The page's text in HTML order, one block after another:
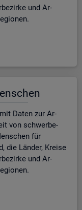
und Ar­
mit Daten zur Ar­
von schwer­be­
für
die Län­der, Krei­se
und Ar­